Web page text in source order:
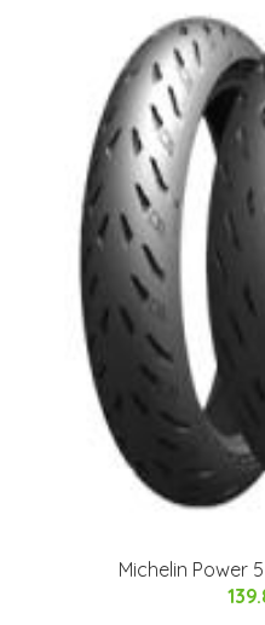
Michelin Power